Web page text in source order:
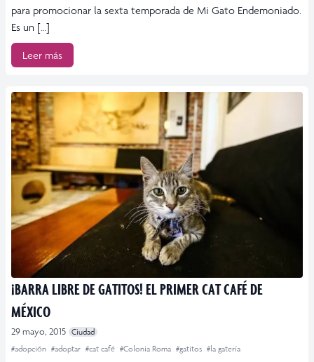
para promocionar la sexta temporada de Mi Gato Endemoniado.
Es un […]
Leer más
¡BARRA LIBRE DE GATITOS! EL PRIMER CAT CAFÉ DE
MÉXICO
29 mayo, 2015 Ciudad
#adopción #adoptar #cat café #Colonia Roma #gatitos #la gatería